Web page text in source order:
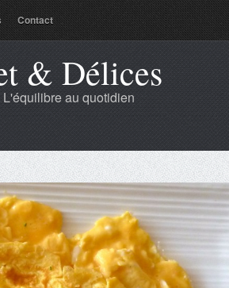
Contact
& Délices
L'équilibre au quotidien